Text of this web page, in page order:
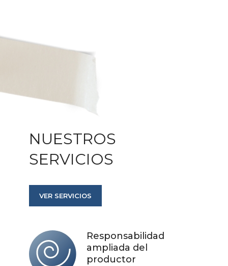
Responsabilidad
ampliada del
productor
NUESTROS
SERVICIOS
VER SERVICIOS